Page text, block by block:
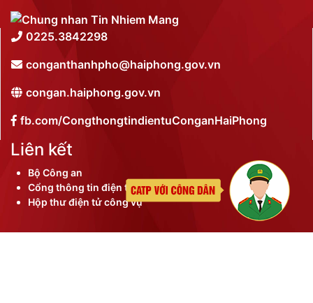
0225.3842298
conganthanhpho@haiphong.gov.vn
congan.haiphong.gov.vn
fb.com/CongthongtindientuConganHaiPhong
Liên kết
Bộ Công an
Cổng thông tin điện tử thành phố
Hộp thư điện tử công vụ